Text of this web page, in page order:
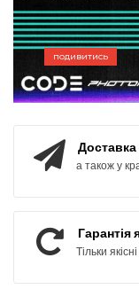
Доставка
а також у
Гарантія
Тільки